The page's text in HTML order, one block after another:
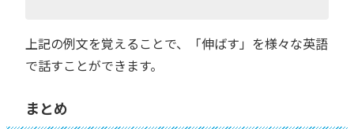
上記の例文を覚えることで、「伸ばす」を様々な英語
で話すことができます。
まとめ